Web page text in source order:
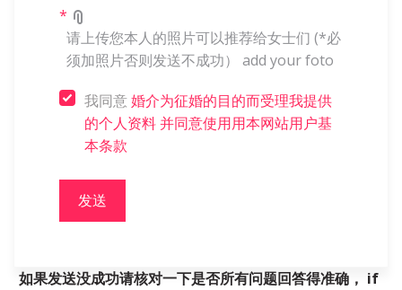
*
请上传您本人的照片可以推荐给女士们 (*必
须加照片否则发送不成功） ­add your foto ­
我同意婚介为征婚的目的而受理我提供
的个人资料并同意使用用本网站用户基
本条款­
发送
如果发送没成功请核对一下是否所有问题回答得准确， if